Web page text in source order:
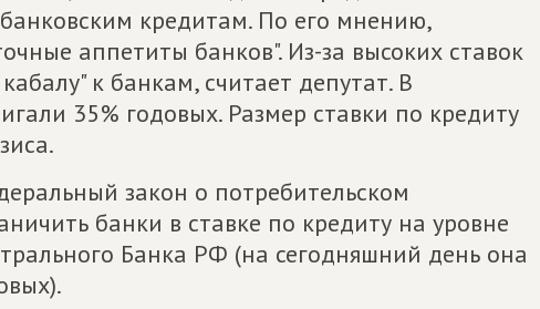
кредитам. По его мнению,
аппетиты банков". Из-за высоких ставок
к банкам, считает депутат. В
35% годовых. Размер ставки по кредиту
закон о потребительском
банки в ставке по кредиту на уровне
Банка РФ (на сегодняшний день она